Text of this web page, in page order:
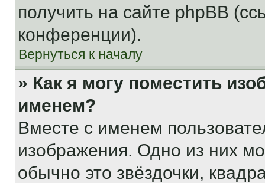
получить на сайте phpBB
конференции).
Вернуться к началу
» Как я могу поместить
именем?
Вместе с именем
изображения. Одно из них
обычно это звёздочки,